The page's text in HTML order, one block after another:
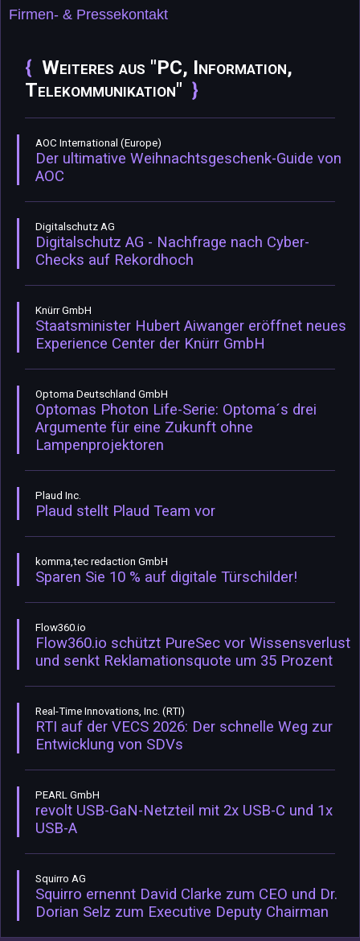
Firmen- & Pressekontakt
Weiteres aus "PC, Information,
Telekommunikation"
AOC International (Europe)
Der ultimative Weihnachtsgeschenk-Guide von
AOC
Digitalschutz AG
Digitalschutz AG - Nachfrage nach Cyber-
Checks auf Rekordhoch
Knürr GmbH
Staatsminister Hubert Aiwanger eröffnet neues
Experience Center der Knürr GmbH
Optoma Deutschland GmbH
Optomas Photon Life-Serie: Optoma´s drei
Argumente für eine Zukunft ohne
Lampenprojektoren
Plaud Inc.
Plaud stellt Plaud Team vor
komma,tec redaction GmbH
Sparen Sie 10 % auf digitale Türschilder!
Flow360.io
Flow360.io schützt PureSec vor Wissensverlust
und senkt Reklamationsquote um 35 Prozent
Real-Time Innovations, Inc. (RTI)
RTI auf der VECS 2026: Der schnelle Weg zur
Entwicklung von SDVs
PEARL GmbH
revolt USB-GaN-Netzteil mit 2x USB-C und 1x
USB-A
Squirro AG
Squirro ernennt David Clarke zum CEO und Dr.
Dorian Selz zum Executive Deputy Chairman